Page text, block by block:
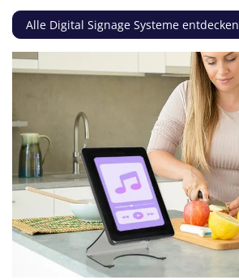
Alle Digital Signage Systeme entdecken